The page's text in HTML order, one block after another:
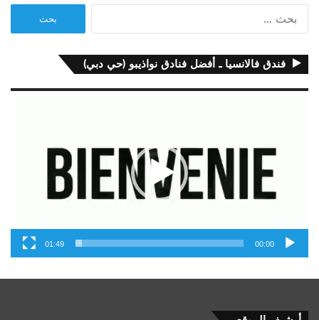
فندق فالانسيا ـ أفضل فنادق نواذيبو (حي دبي)
مشغل
00:00
01:49
أرشيف